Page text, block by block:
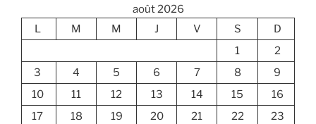
août 2026
L
M M J V S
D
1
2
3
4 5 6 7 8
9
10
11 12 13 14 15
16
17
18 19 20 21 22
23